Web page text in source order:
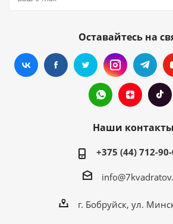
Оставайтесь на
Наши контакты
+375 (44) 712-
г. Бобруйск, ул.